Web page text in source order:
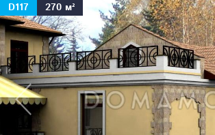
D117 270 м²